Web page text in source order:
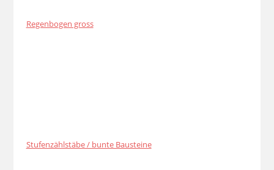
Regenbogen gross
Stufenzählstäbe / bunte Bausteine